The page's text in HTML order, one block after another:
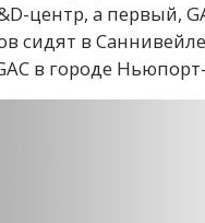
центр, а первый,
сидят в
в городе